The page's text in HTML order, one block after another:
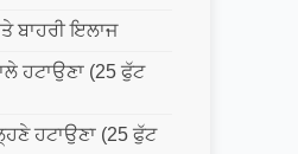
ਬਾਹਰੀ ਇਲਾਜ
ਹਟਾਉਣਾ (25 ਫੁੱਟ
ਹਟਾਉਣਾ (25 ਫੁੱਟ